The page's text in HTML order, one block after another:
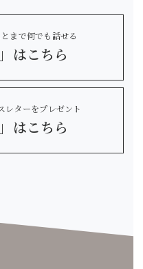
まで何でも話せる
はこちら
レターをプレゼント
はこちら